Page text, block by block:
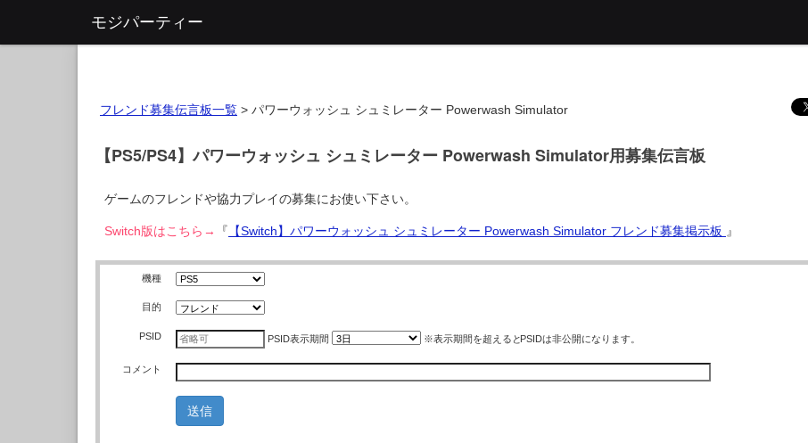
モジパーティー
フレンド募集伝言板一覧 > パワーウォッシュ シュミレーター Powerwash Simulator
【PS5/PS4】パワーウォッシュ シュミレーター Powerwash Simulator用募集伝言板
ゲームのフレンドや協力プレイの募集にお使い下さい。
Switch版はこちら→ 『 【Switch】パワーウォッシュ シュミレーター Powerwash Simulator フレンド募集掲示板 』
機種
目的
PSID PSID表示期間 ※表示期間を超えるとPSIDは非公開になります。
コメント